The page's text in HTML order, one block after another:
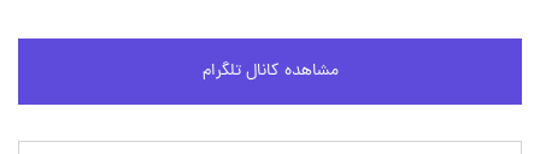
مشاهده کانال تلگرام